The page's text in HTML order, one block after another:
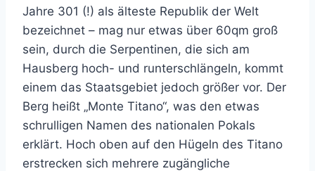
Jahre 301 (!) als älteste Republik der Welt
bezeichnet – mag nur etwas über 60qm groß
sein, durch die Serpentinen, die sich am
Hausberg hoch- und runterschlängeln, kommt
einem das Staatsgebiet jedoch größer vor. Der
Berg heißt „Monte Titano“, was den etwas
schrulligen Namen des nationalen Pokals
erklärt. Hoch oben auf den Hügeln des Titano
erstrecken sich mehrere zugängliche